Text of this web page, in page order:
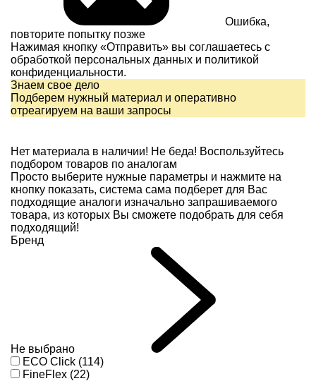
Ошибка,
повторите попытку позже
Нажимая кнопку «Отправить» вы соглашаетесь с
обработкой персональных данных и политикой
конфиденциальности.
Знаем свое дело
Подберем нужный материал и оперативно
отреагируем на ваши запросы
Нет материала в наличии! Не беда! Воспользуйтесь
подбором товаров по аналогам
Просто выберите нужные параметры и нажмите на
кнопку показать, система сама подберет для Вас
подходящие аналоги изначально запрашиваемого
товара, из которых Вы сможете подобрать для себя
подходящий!
Бренд
Не выбрано
ECO Click (114)
FineFlex (22)